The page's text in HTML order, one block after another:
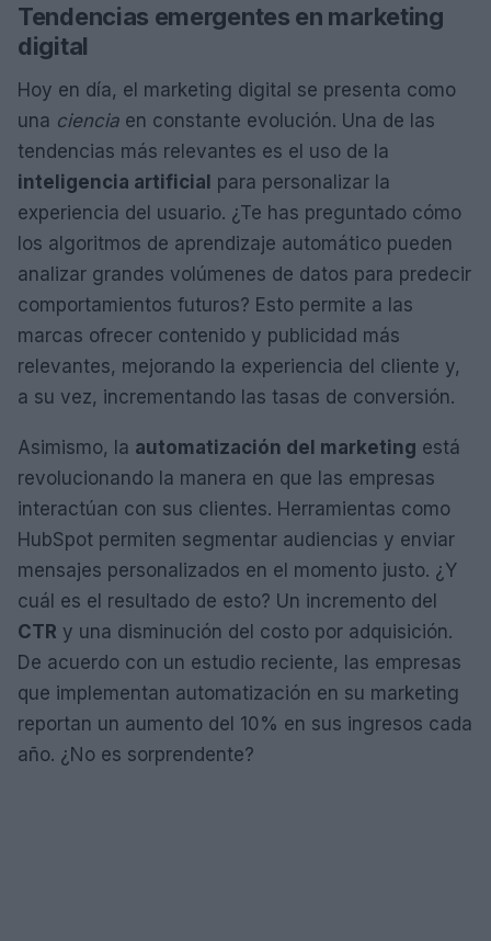
Tendencias emergentes en marketing
digital
Hoy en día, el marketing digital se presenta como
una ciencia en constante evolución. Una de las
tendencias más relevantes es el uso de la
inteligencia artificial para personalizar la
experiencia del usuario. ¿Te has preguntado cómo
los algoritmos de aprendizaje automático pueden
analizar grandes volúmenes de datos para predecir
comportamientos futuros? Esto permite a las
marcas ofrecer contenido y publicidad más
relevantes, mejorando la experiencia del cliente y,
a su vez, incrementando las tasas de conversión.
Asimismo, la automatización del marketing está
revolucionando la manera en que las empresas
interactúan con sus clientes. Herramientas como
HubSpot permiten segmentar audiencias y enviar
mensajes personalizados en el momento justo. ¿Y
cuál es el resultado de esto? Un incremento del
CTR y una disminución del costo por adquisición.
De acuerdo con un estudio reciente, las empresas
que implementan automatización en su marketing
reportan un aumento del 10% en sus ingresos cada
año. ¿No es sorprendente?